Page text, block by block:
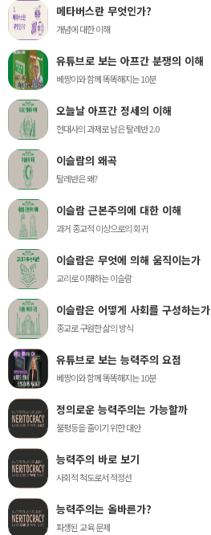
메타버스란 무엇인가?
개념에 대한 이해
유튜브로 보는 아프간 분쟁의 이해
베짱이와 함께 똑똑해지는 10분
오늘날 아프간 정세의 이해
현대사의 과제로 남은 탈레반 2.0
이슬람의 왜곡
탈레반은 왜?
이슬람 근본주의에 대한 이해
과거 종교적 이상으로의 회귀
이슬람은 무엇에 의해 움직이는가
교리로 이해하는 이슬람
이슬람은 어떻게 사회를 구성하는가
종교로 구원한 삶의 방식
유튜브로 보는 능력주의 요점
베짱이와 함께 똑똑해지는 10분
정의로운 능력주의는 가능할까
불평등을 줄이기 위한 대안
능력주의 바로 보기
사회적 척도로서 적정선
능력주의는 올바른가?
파생된 교육 문제